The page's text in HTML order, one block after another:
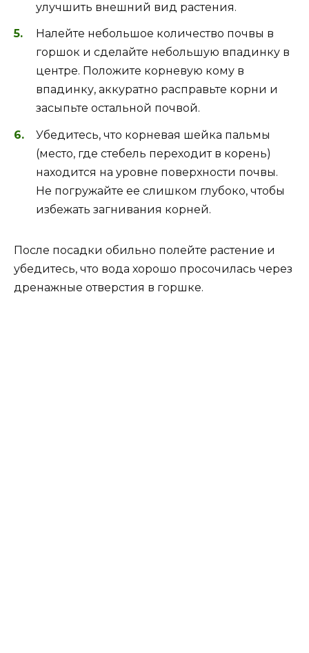
улучшить внешний вид растения.
Налейте небольшое количество почвы в
горшок и сделайте небольшую впадинку в
центре. Положите корневую кому в
впадинку, аккуратно расправьте корни и
засыпьте остальной почвой.
Убедитесь, что корневая шейка пальмы
(место, где стебель переходит в корень)
находится на уровне поверхности почвы.
Не погружайте ее слишком глубоко, чтобы
избежать загнивания корней.
После посадки обильно полейте растение и
убедитесь, что вода хорошо просочилась через
дренажные отверстия в горшке.